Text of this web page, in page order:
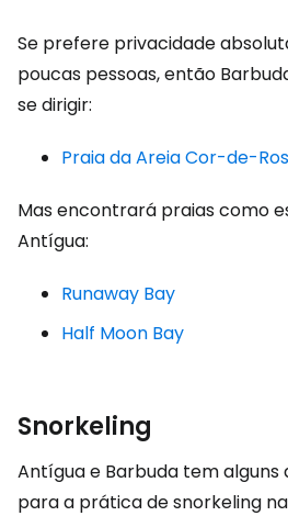
Se prefere privacidade
poucas pessoas, então
se dirigir:
Praia da Areia Cor-de-
Mas encontrará praias como
Antígua:
Runaway Bay
Half Moon Bay
Snorkeling
Antígua e Barbuda tem alguns
para a prática de snorkeling